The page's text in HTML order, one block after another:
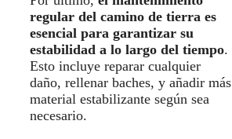
regular del camino de tierra es
esencial para garantizar su
estabilidad a lo largo del tiempo.
Esto incluye reparar cualquier
daño, rellenar baches, y añadir más
material estabilizante según sea
necesario.